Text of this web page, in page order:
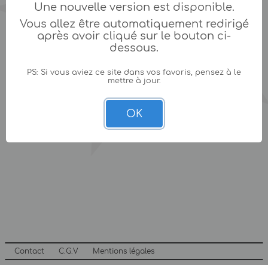
Contact C.G.V Mentions légales
Une nouvelle version est disponible.
Vous allez être automatiquement redirigé
après avoir cliqué sur le bouton ci-
dessous.
PS: Si vous aviez ce site dans vos favoris, pensez à le
mettre à jour.
OK